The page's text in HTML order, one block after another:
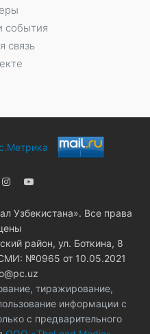
события
связь
Узбекистана». Все права
район, ул. Боткина, 8
СМИ: №0965 от 10.05.2021
тиражирование,
информации с
с предварительного